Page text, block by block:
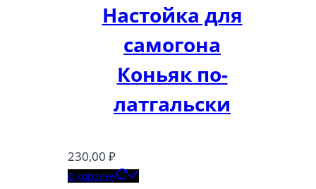
Настойка для
самогона
Коньяк по-
латгальски
230,00 ₽
В корзину